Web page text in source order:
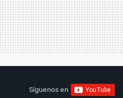
Síguenos en